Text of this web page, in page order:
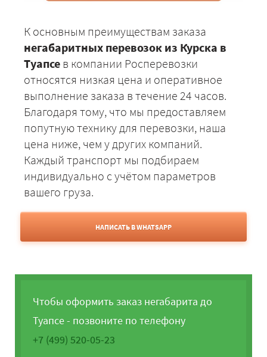
К основным преимуществам заказа
негабаритных перевозок из Курска в
Туапсе в компании Росперевозки
относятся низкая цена и оперативное
выполнение заказа в течение 24 часов.
Благодаря тому, что мы предоставляем
попутную технику для перевозки, наша
цена ниже, чем у других компаний.
Каждый транспорт мы подбираем
индивидуально с учётом параметров
вашего груза.
НАПИСАТЬ В WHATSAPP
Чтобы оформить заказ негабарита до
Туапсе - позвоните по телефону
+7 (499) 520-05-23